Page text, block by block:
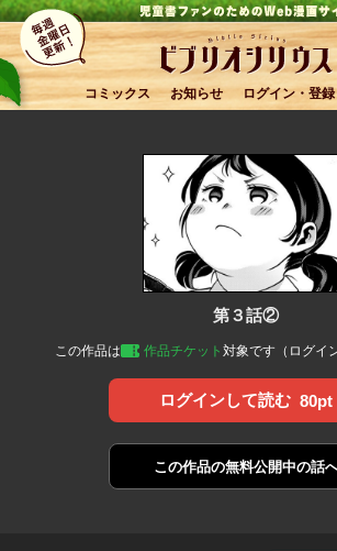
コミックス お知らせ ログイン・登録
第３話②
この作品は 作品チケット 対象です（ログイ
ログインして読む 80pt
この作品の無料公開中の話